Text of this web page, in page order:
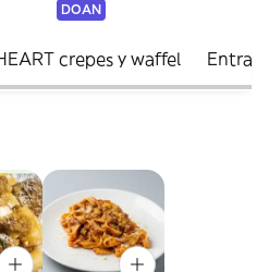
DOAN
crepes y waffel